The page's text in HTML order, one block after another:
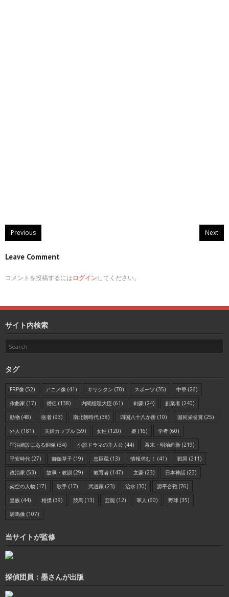
Previous Next
Leave Comment
コメントを投稿するにはログインしてください。
サイト内検索
タグ
FRP像 (52) アニメ像 (41) キリシタン (70) スポーツ (35) 中華 (26)
作曲家 (17) 僧侶 (138) 内閣総理大臣 (61) 剣豪 (24) 創業者 (240)
動物 (48) 医者 (93) 南北朝時代 (38) 四国八十八か所 (10) 国民栄誉賞 (25)
外人 (181) 夫婦カップル (59) 女性 (120) 姫 (16) 学者 (60)
宿泊施設にある銅像 (34) 小説ドラマの主人公 (44) 幕末・明治維新 (219)
平安時代 (27) 御伽草子 (19) 忠臣蔵 (13) 情報求む！ (41) 戦国 (211)
政治家 (53) 故事・教訓 (29) 教育者 (147) 文豪 (23) 日本神話 (23)
架空の人物 (17) 歌手 (17) 武道家 (23) 治水 (30) 源平合戦 (76)
皇族 (44) 相撲 (39) 競馬 (13) 芸能 (12) 軍人 (60) 野球 (35)
騎馬像 (107)
当サイトが監修
探偵団員：墨さんが出版